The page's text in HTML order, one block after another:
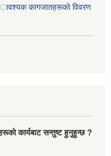
कागजातहरूकाे विवरण
कार्यबाट सन्तुष्ट हुनुहुन्छ ?